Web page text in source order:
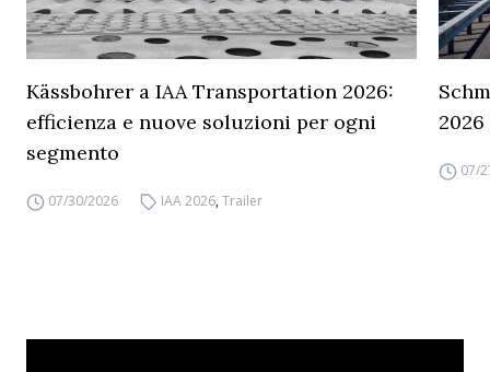
Kässbohrer a IAA Transportation 2026:
efficienza e nuove soluzioni per ogni
segmento
07/30/2026 IAA 2026,Trailer
2026
07/